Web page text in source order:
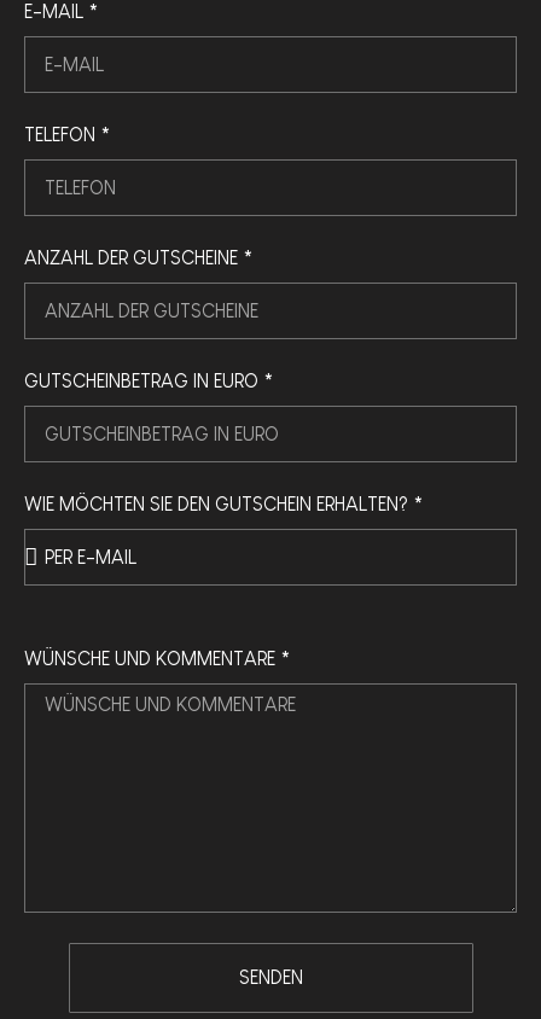
E-MAIL *
TELEFON *
ANZAHL DER GUTSCHEINE *
GUTSCHEINBETRAG IN EURO *
WIE MÖCHTEN SIE DEN GUTSCHEIN ERHALTEN? *
WÜNSCHE UND KOMMENTARE *
SENDEN